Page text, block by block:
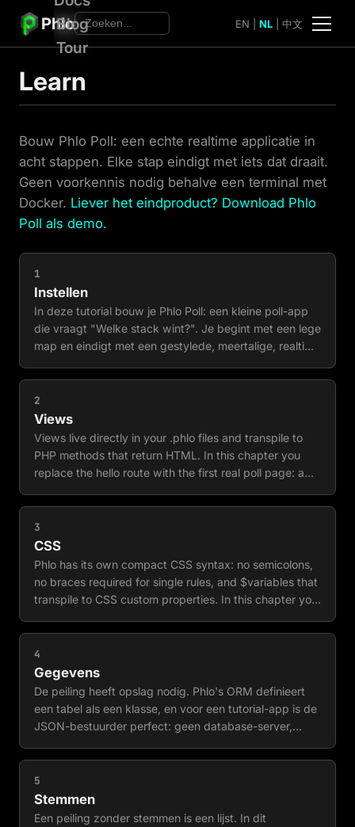
Phlo
Blog
Tour
EN NL| 中文
Learn
Bouw Phlo Poll: een echte realtime applicatie in
acht stappen. Elke stap eindigt met iets dat draait.
Geen voorkennis nodig behalve een terminal met
Docker. Liever het eindproduct? Download Phlo
Poll als demo.
1
Instellen
In deze tutorial bouw je Phlo Poll: een kleine poll-app
die vraagt "Welke stack wint?". Je begint met een lege
map en eindigt met een gestylede, meertalige, realtime
view, CSS, data, stemmen, async updates, vertalingen
en live resultaten. In dit eerste hoofdstuk installeer je
Phlo, schrijf je je eerste route en zie je deze in de
browser.
2
Views
Views live directly in your .phlo files and transpile to
PHP methods that return HTML. In this chapter you
replace the hello route with the first real poll page: a
view block, the dot shorthand, variables, and the one
rule that bites everyone once: a blank line closes the
view.
3
CSS
Phlo has its own compact CSS syntax: no semicolons,
no braces required for single rules, and $variables that
transpile to CSS custom properties. In this chapter you
dedicated style file.
4
Gegevens
De peiling heeft opslag nodig. Phlo's ORM definieert
een tabel als een klasse, en voor een tutorial-app is de
JSON-bestuurder perfect: geen database-server,
dit hoofdstuk definieer je het model, vul je het met
opties en render je echte records.
5
Stemmen
Een peiling zonder stemmen is een lijst. In dit